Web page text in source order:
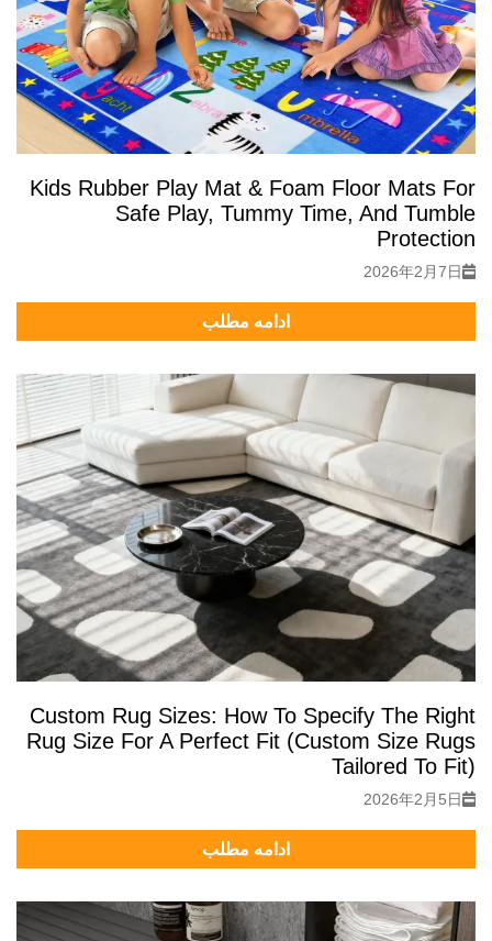
Kids Rubber Play Mat & Foam Floor Mats For
Safe Play, Tummy Time, And Tumble
Protection
2026年2月7日
ادامه مطلب
Custom Rug Sizes: How To Specify The Right
Rug Size For A Perfect Fit (Custom Size Rugs
Tailored To Fit)
2026年2月5日
ادامه مطلب